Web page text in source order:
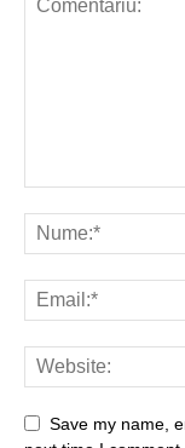
Save my name,